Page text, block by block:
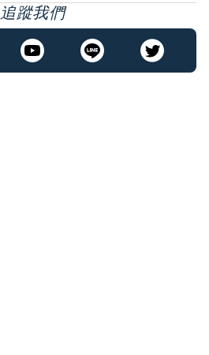
追蹤我們